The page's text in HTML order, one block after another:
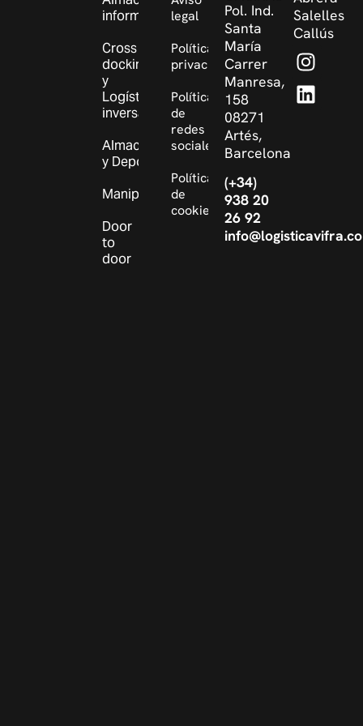
informatizado
Cross
docking
y
Logística
inversa
Almacenaje
y Depósito
Manipulaciones
Door
to
door
legal
Política de
privacidad
Política
de
redes
sociales
Política
de
cookies
Pol. Ind.
Santa
María
Carrer
Manresa,
158
08271
Artés,
Barcelona
(+34)
938 20
26 92
Salelles
Callús